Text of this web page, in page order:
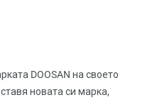
DOOSAN на своето
новата си марка,